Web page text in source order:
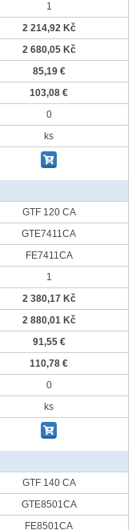
1
2 214,92 Kč
2 680,05 Kč
85,19 €
103,08 €
0
ks
GTF 120 CA
GTE7411CA
FE7411CA
1
2 380,17 Kč
2 880,01 Kč
91,55 €
110,78 €
0
ks
GTF 140 CA
GTE8501CA
FE8501CA